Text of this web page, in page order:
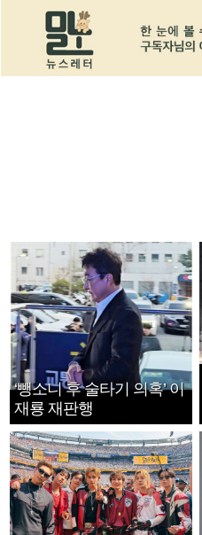
‘뺑소니 후 술타기 의혹’ 이
재룡 재판행